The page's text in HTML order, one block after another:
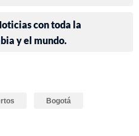
con toda la
y el mundo.
Bogotá